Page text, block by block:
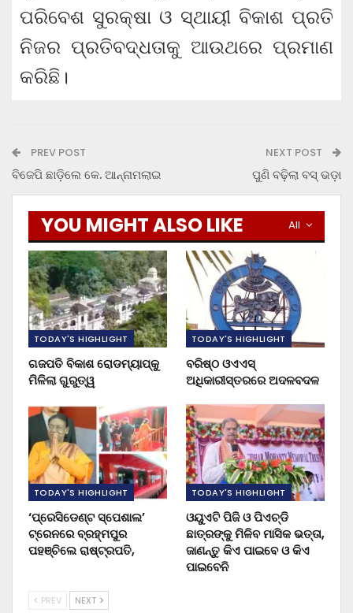
ପରିବେଶ ସୁରକ୍ଷା ଓ ସ୍ଥାୟୀ ବିକାଶ ପ୍ରତି
ନିଜର ପ୍ରତିବଦ୍ଧତାକୁ ଆଉଥରେ ପ୍ରମାଣ
କରିଛି।
PREV POST
ବିଜେପି ଛାଡ଼ିଲେ କେ. ଆନ୍ନାମଲାଇ
NEXT POST
ପୁଣି ବଢ଼ିଲା ବସ୍ ଭଡ଼ା
All
YOU MIGHT ALSO LIKE
TODAY'S HIGHLIGHT
ଗଜପତି ବିକାଶ ରୋଡମ୍ୟାପ୍‌କୁ
ମିଳିଲା ଗୁରୁତ୍ୱ
TODAY'S HIGHLIGHT
ବରିଷ୍ଠ ଓଏଏସ୍‌
ଅଧିକାରୀସ୍ତରରେ ଅଦଳବଦଳ
TODAY'S HIGHLIGHT
‘ପ୍ରେସିଡେଣ୍ଟ ସ୍ପେଶାଲ’
ଟ୍ରେନରେ ବ୍ରହ୍ମପୁର
ପହଞ୍ଚିଲେ ରାଷ୍ଟ୍ରପତି,
TODAY'S HIGHLIGHT
ଓୟୁଏଟି ପିଜି ଓ ପିଏଚ୍‌ଡି
ଛାତ୍ରଙ୍କୁ ମିଳିବ ମାସିକ ଭତ୍ତା,
ଜାଣନ୍ତୁ କିଏ ପାଇବେ ଓ କିଏ
ପାଇବେନି
PREV NEXT